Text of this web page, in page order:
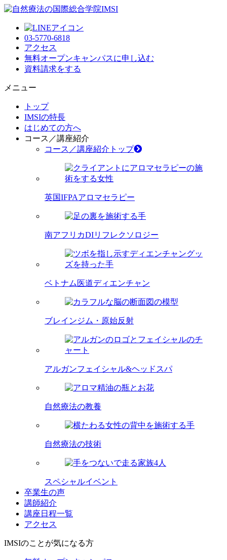
03-5770-6818
アクセス
無料オープンキャンパスに申し込む
資料請求をする
メニュー
トップ
IMSIの特長
はじめての方へ
コース／講座紹介
コース／講座紹介トップ
英国IFPAアロマセラピー
南アフリカDIリフレクソロジー
ベトナム医道ディエンチャン
ブレインジム・原始反射
アルガンフェイシャル&ヘッドスパ
自然療法の教養
自然療法の技術
スペシャルイベント
卒業生の声
講師紹介
講座日程一覧
アクセス
IMSIのことが気になる方